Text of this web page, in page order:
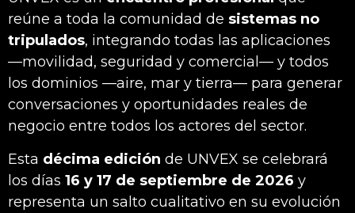
reúne a toda la comunidad de sistemas no
tripulados, integrando todas las aplicaciones
—movilidad, seguridad y comercial— y todos
los dominios —aire, mar y tierra— para generar
conversaciones y oportunidades reales de
negocio entre todos los actores del sector.
Esta décima edición de UNVEX se celebrará
los días 16 y 17 de septiembre de 2026 y
representa un salto cualitativo en su evolución